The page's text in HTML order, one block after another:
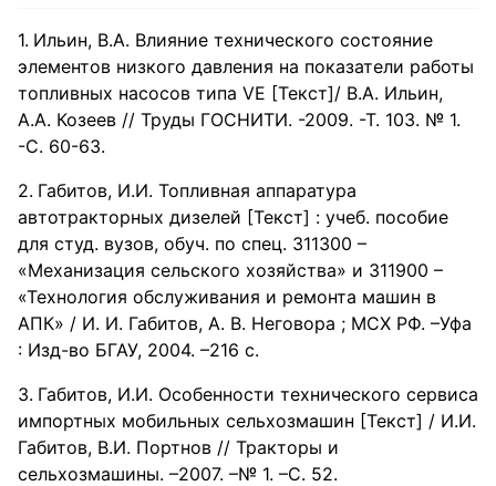
Ильин, В.А. Влияние технического состояние
элементов низкого давления на показатели работы
топливных насосов типа VE [Текст]/ В.А. Ильин,
А.А. Козеев // Труды ГОСНИТИ. -2009. -Т. 103. № 1.
-С. 60-63.
Габитов, И.И. Топливная аппаратура
автотракторных дизелей [Текст] : учеб. пособие
для студ. вузов, обуч. по спец. 311300 –
«Механизация сельского хозяйства» и 311900 –
«Технология обслуживания и ремонта машин в
АПК» / И. И. Габитов, А. В. Неговора ; МСХ РФ. –Уфа
: Изд-во БГАУ, 2004. –216 с.
Габитов, И.И. Особенности технического сервиса
импортных мобильных сельхозмашин [Текст] / И.И.
Габитов, В.И. Портнов // Тракторы и
сельхозмашины. –2007. –№ 1. –С. 52.